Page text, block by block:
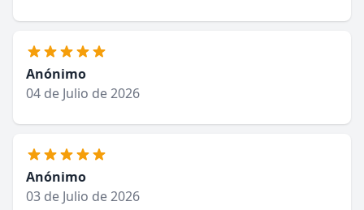
Anónimo
04 de Julio de 2026
Anónimo
03 de Julio de 2026